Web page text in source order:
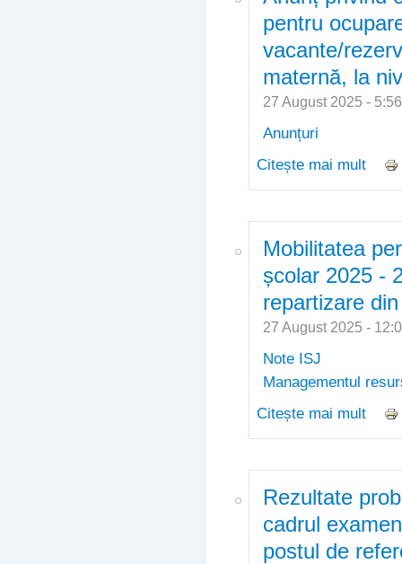
pentru
vacante/
maternă, la
27 August 2025 -
Anunțuri
Citește mai mult
Mobilitatea
școlar 2025 -
repartizare
27 August 2025 -
Note ISJ
Managementul
Citește mai mult
Rezultate
cadrul
postul de